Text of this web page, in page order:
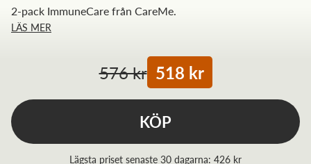
2-pack ImmuneCare från CareMe.
LÄS MER
576 kr 518 kr
KÖP
Lägsta priset senaste 30 dagarna: 426 kr